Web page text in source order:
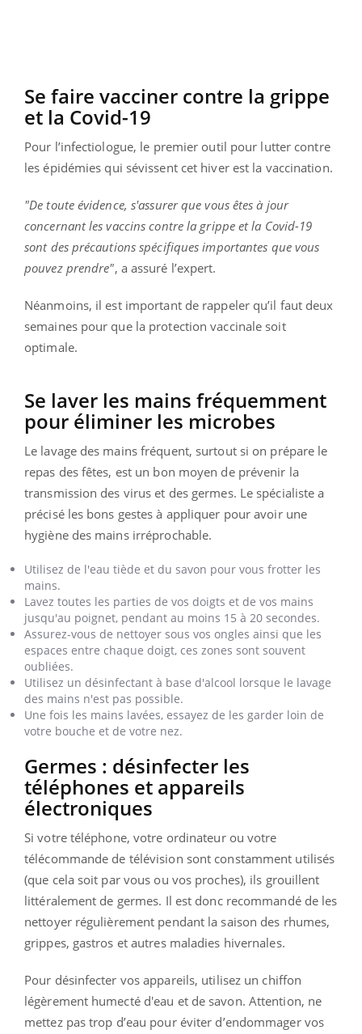
Se faire vacciner contre la grippe
et la Covid-19
Pour l’infectiologue, le premier outil pour lutter contre
les épidémies qui sévissent cet hiver est la vaccination.
"De toute évidence, s'assurer que vous êtes à jour
concernant les vaccins contre la grippe et la Covid-19
sont des précautions spécifiques importantes que vous
pouvez prendre", a assuré l’expert.
Néanmoins, il est important de rappeler qu’il faut deux
semaines pour que la protection vaccinale soit
optimale.
Se laver les mains fréquemment
pour éliminer les microbes
Le lavage des mains fréquent, surtout si on prépare le
repas des fêtes, est un bon moyen de prévenir la
transmission des virus et des germes. Le spécialiste a
précisé les bons gestes à appliquer pour avoir une
hygiène des mains irréprochable.
Utilisez de l'eau tiède et du savon pour vous frotter les
mains.
Lavez toutes les parties de vos doigts et de vos mains
jusqu'au poignet, pendant au moins 15 à 20 secondes.
Assurez-vous de nettoyer sous vos ongles ainsi que les
espaces entre chaque doigt, ces zones sont souvent
oubliées.
Utilisez un désinfectant à base d'alcool lorsque le lavage
des mains n'est pas possible.
Une fois les mains lavées, essayez de les garder loin de
votre bouche et de votre nez.
Germes : désinfecter les
téléphones et appareils
électroniques
Si votre téléphone, votre ordinateur ou votre
télécommande de télévision sont constamment utilisés
(que cela soit par vous ou vos proches), ils grouillent
littéralement de germes. Il est donc recommandé de les
nettoyer régulièrement pendant la saison des rhumes,
grippes, gastros et autres maladies hivernales.
Pour désinfecter vos appareils, utilisez un chiffon
légèrement humecté d'eau et de savon. Attention, ne
mettez pas trop d’eau pour éviter d’endommager vos